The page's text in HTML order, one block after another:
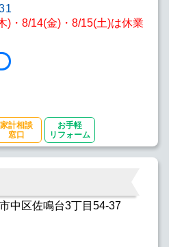
)・8/14(金)・8/15(土)は休業
家計相談
窓口
お手軽
リフォーム
中区佐鳴台3丁目54-37